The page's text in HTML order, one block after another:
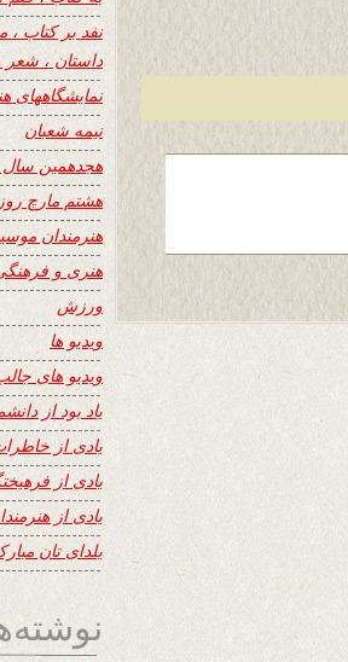
نفد بر کتاب ،
داستان ،
نمایشگاههای
نیمه شعبان
هجدهمین سال
هشتم مارچ
هنرمندان
هنری و
ورزش
ویدیو ها
ویدیو های
یاد بود از
یادی از
یادی از
یادی از
یلدای تان